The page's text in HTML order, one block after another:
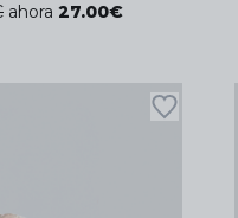
ahora 27.00€